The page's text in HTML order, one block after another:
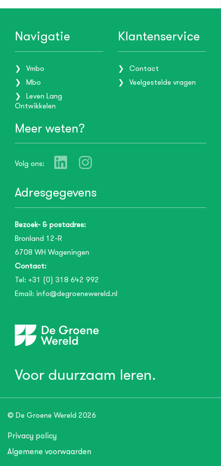
Navigatie
Vmbo
Mbo
Leven Lang
Ontwikkelen
Klantenservice
Contact
Veelgestelde vragen
Meer weten?
Volg ons:
Adresgegevens
Bezoek- & postadres:
Bronland 12-R
6708 WH Wageningen
Contact:
Tel: +31 (0) 318 642 992
Email: info@degroenewereld.nl
Voor duurzaam leren.
© De Groene Wereld 2026
Privacy policy
Algemene voorwaarden